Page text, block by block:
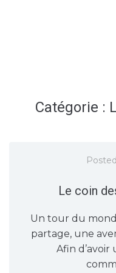
Catégorie :
Posted
Le coin
Un tour du
partage, une
Afin